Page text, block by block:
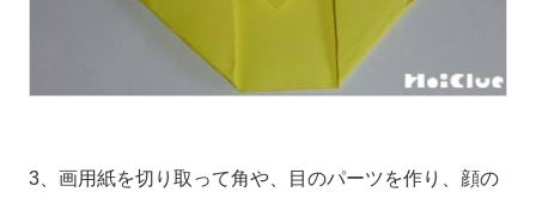
3、画用紙を切り取って角や、目のパーツを作り、顔の